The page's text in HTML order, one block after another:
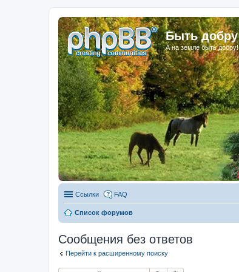
Быть добру
А на земле быть добру!
Ссылки FAQ
Список форумов
Сообщения без ответов
Перейти к расширенному поиску